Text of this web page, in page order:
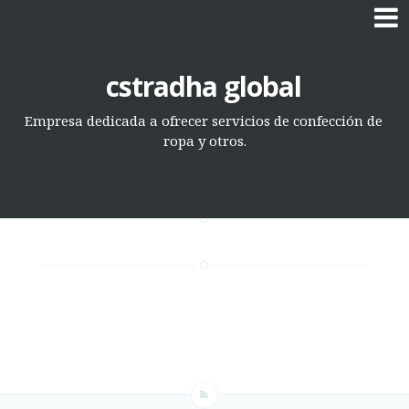
content
cstradha global
Empresa dedicada a ofrecer servicios de confección de
ropa y otros.